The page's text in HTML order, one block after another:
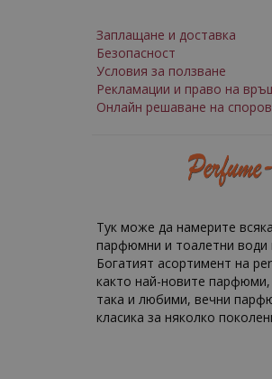
Заплащане и доставка
Безопасност
Условия за ползване
Рекламации и право на
Онлайн решаване на
Тук може да намерите
парфюмни и тоалетни води
Богатият асортимент на
както най-новите парфюми,
така и любими, вечни
класика за няколко